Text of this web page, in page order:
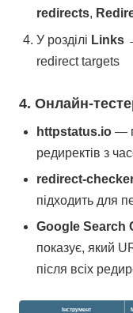
redirects,
У розділі Links
redirect targets
4. Онлайн-
httpstatus.io —
редиректів з
redirect-
підходить для
Google Search
показує, який
після всіх
Інструмент